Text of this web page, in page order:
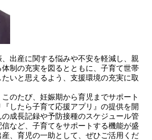
出産に関する悩みや不安を軽減し、親
制の充実を図るとともに、子育て世帯
いと思えるよう、支援環境の充実に取
のたび、妊娠期から育児までサポート
したら子育て応援アプリ』の提供を開
成長記録や予防接種のスケジュール管
など、子育てをサポートする機能が盛
産、育児の一助として、ぜひご活用くだ